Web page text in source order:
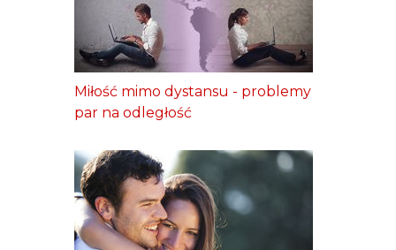
Miłość mimo dystansu - problemy
par na odległość